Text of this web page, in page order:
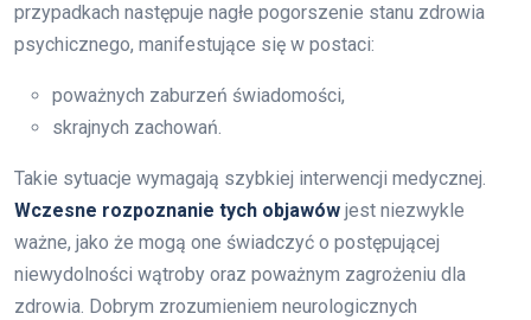
przypadkach następuje nagłe pogorszenie stanu zdrowia
psychicznego, manifestujące się w postaci:
poważnych zaburzeń świadomości,
skrajnych zachowań.
Takie sytuacje wymagają szybkiej interwencji medycznej.
Wczesne rozpoznanie tych objawów jest niezwykle
ważne, jako że mogą one świadczyć o postępującej
niewydolności wątroby oraz poważnym zagrożeniu dla
zdrowia. Dobrym zrozumieniem neurologicznych